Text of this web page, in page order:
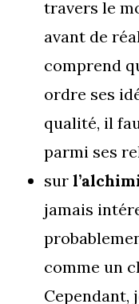
travers le
avant de
comprend
ordre ses
qualité, il
parmi ses
sur
jamais
comme un
Cependant,